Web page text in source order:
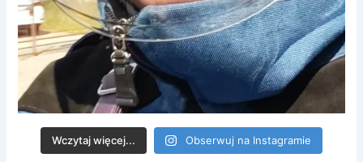
Wczytaj więcej... Obserwuj na Instagramie